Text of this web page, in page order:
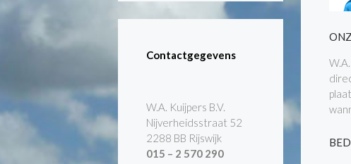
Contactgegevens
W.A. Kuijpers B.V.
Nijverheidsstraat 52
2288 BB Rijswijk
015 – 2 570 290